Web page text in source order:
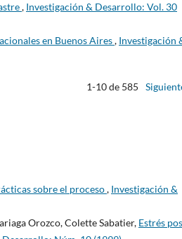
, Investigación & Desarrollo: Vol. 30
en Buenos Aires, Investigación
1-10 de 585
sobre el proceso, Investigación &
Orozco, Colette Sabatier, Estrés